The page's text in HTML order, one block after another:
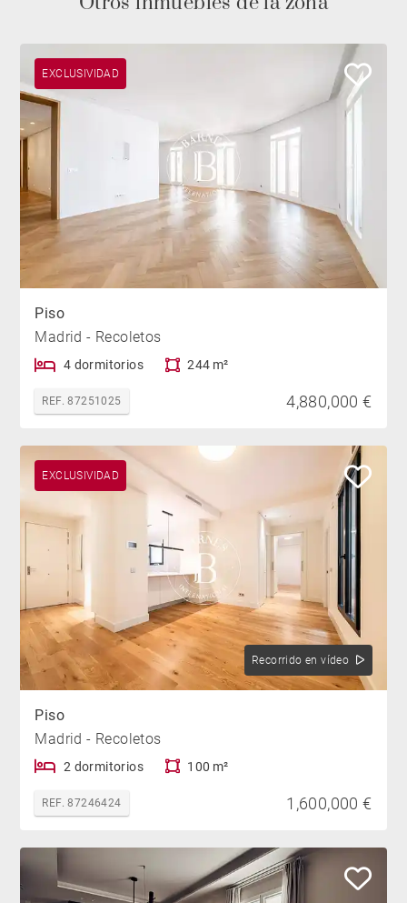
EXCLUSIVIDAD
Piso
Madrid - Recoletos
4 dormitorios 244 m²
REF. 87251025 4,880,000 €
EXCLUSIVIDAD
Recorrido en vídeo
Piso
Madrid - Recoletos
2 dormitorios 100 m²
REF. 87246424 1,600,000 €